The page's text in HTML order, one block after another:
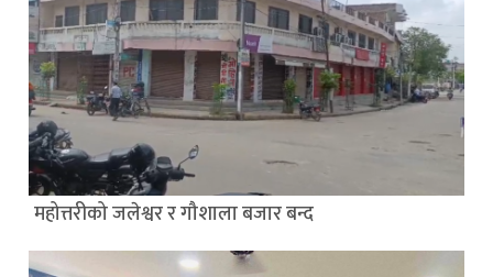
महोत्तरीको जलेश्वर र गौशाला बजार बन्द